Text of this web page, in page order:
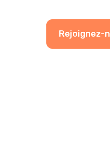
Rejoignez-